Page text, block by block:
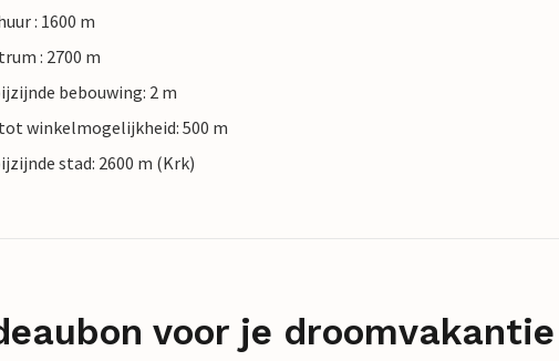
: 1600 m
: 2700 m
bebouwing: 2 m
winkelmogelijkheid: 500 m
stad: 2600 m (Krk)
voor je droomvakantie